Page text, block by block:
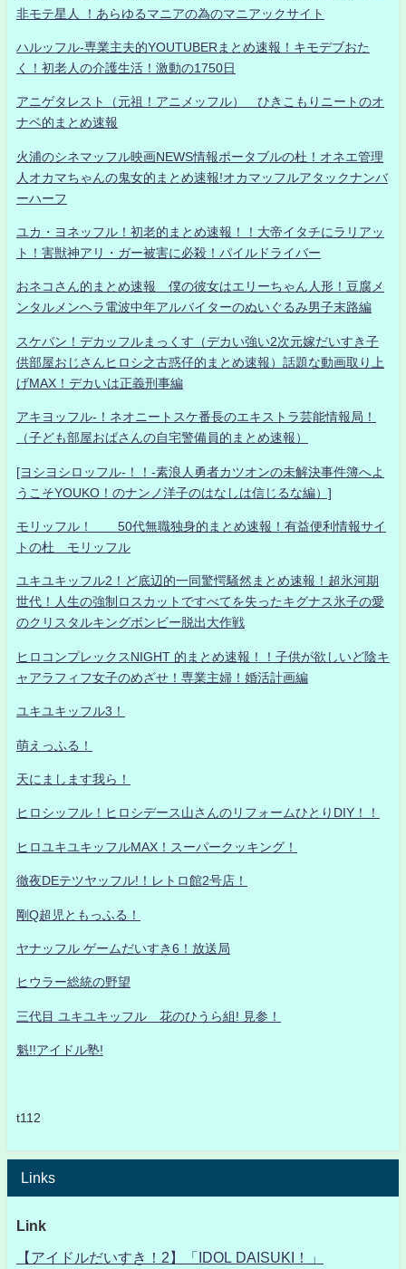
非モテ星人 ！あらゆるマニアの為のマニアックサイト
ハルッフル-専業主夫的YOUTUBERまとめ速報！キモデブおた
く！初老人の介護生活！激動の1750日
アニゲタレスト（元祖！アニメッフル） ひきこもりニートのオ
ナベ的まとめ速報
火浦のシネマッフル映画NEWS情報ポータブルの杜！オネエ管理
人オカマちゃんの鬼女的まとめ速報!オカマッフルアタックナンバ
ーハーフ
ユカ・ヨネッフル！初老的まとめ速報！！大帝イタチにラリアッ
ト！害獣神アリ・ガー被害に必殺！パイルドライバー
おネコさん的まとめ速報 僕の彼女はエリーちゃん人形！豆腐メ
ンタルメンヘラ電波中年アルバイターのぬいぐるみ男子末路編
スケバン！デカッフルまっくす（デカい強い2次元嫁だいすき子
供部屋おじさんヒロシ之古惑仔的まとめ速報）話題な動画取り上
げMAX！デカいは正義刑事編
アキヨッフル-！ネオニートスケ番長のエキストラ芸能情報局！
（子ども部屋おばさんの自宅警備員的まとめ速報）
[ヨシヨシロッフル-！！-素浪人勇者カツオンの未解決事件簿へよ
うこそYOUKO！のナンノ洋子のはなしは信じるな編）]
モリッフル！ 50代無職独身的まとめ速報！有益便利情報サイ
トの杜 モリッフル
ユキユキッフル2！ど底辺的一同驚愕騒然まとめ速報！超氷河期
世代！人生の強制ロスカットですべてを失ったキグナス氷子の愛
のクリスタルキングボンビー脱出大作戦
ヒロコンプレックスNIGHT 的まとめ速報！！子供が欲しいど陰キ
ャアラフィフ女子のめざせ！専業主婦！婚活計画編
ユキユキッフル3！
萌えっふる！
天にまします我ら！
ヒロシッフル！ヒロシデース山さんのリフォームひとりDIY！！
ヒロユキユキッフルMAX！スーパークッキング！
徹夜DEテツヤッフル!！レトロ館2号店！
剛Q超児ともっふる！
ヤナッフル ゲームだいすき6！放送局
ヒウラー総統の野望
三代目 ユキユキッフル 花のひうら組! 見参！
魁!!アイドル塾!
t112
Links
Link
【アイドルだいすき！2】「IDOL DAISUKI！」